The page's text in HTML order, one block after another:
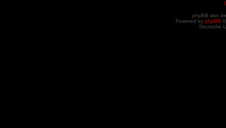
phpBB skin
Powered by phpBB
Deutsche